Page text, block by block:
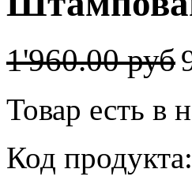
1'960.00 руб
Товар есть в
Код